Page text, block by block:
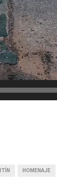
HOMENAJE